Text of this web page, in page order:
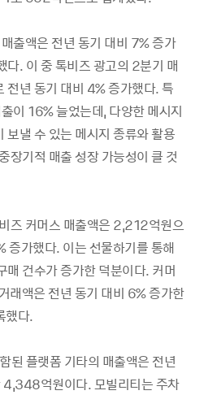
출액은 전년 동기 대비 7% 증가
. 이 중 톡비즈 광고의 2분기 매
년 동기 대비 4% 증가했다. 특
이 16% 늘었는데, 다양한 메시지
보낼 수 있는 메시지 종류와 활용
장기적 매출 성장 가능성이 클 것
즈 커머스 매출액은 2,212억원으
증가했다. 이는 선물하기를 통해
매 건수가 증가한 덕분이다. 커머
래액은 전년 동기 대비 6% 증가한
했다.
된 플랫폼 기타의 매출액은 전년
억원이다. 모빌리티는 주차